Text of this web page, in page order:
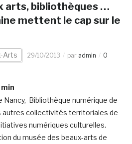
arts, bibliothèques …
mettent le cap sur le
Arts 29/10/2013 par admin
0
min
Nancy, Bibliothèque numérique de
autres collectivités territoriales de
numériques culturelles.
du musée des beaux-arts de